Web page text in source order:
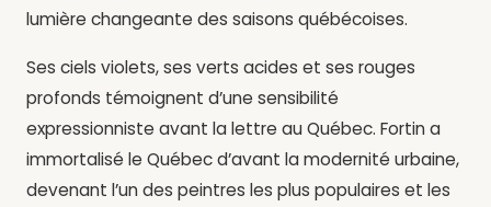
lumière changeante des saisons québécoises.
Ses ciels violets, ses verts acides et ses rouges
profonds témoignent d’une sensibilité
expressionniste avant la lettre au Québec. Fortin a
immortalisé le Québec d’avant la modernité urbaine,
devenant l’un des peintres les plus populaires et les